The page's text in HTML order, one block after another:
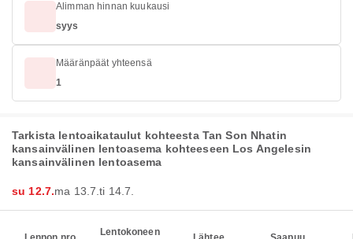
Alimman hinnan kuukausi
syys
Määränpäät yhteensä
1
Tarkista lentoaikataulut kohteesta Tan Son Nhatin
kansainvälinen lentoasema kohteeseen Los Angelesin
kansainvälinen lentoasema
su 12.7.ma 13.7.ti 14.7.
Lentokoneen